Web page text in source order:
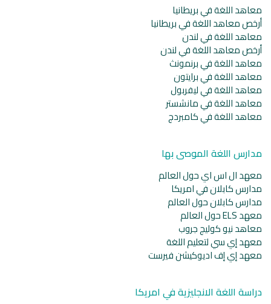
معاهد اللغة في بريطانيا
أرخص معاهد اللغة في بريطانيا
معاهد اللغة في لندن
أرخص معاهد اللغة في لندن
معاهد اللغة في برنمونث
معاهد اللغة في برايتون
معاهد اللغة في ليفربول
معاهد اللغة في مانشستر
معاهد اللغة في كامبردج
مدارس اللغة الموصى بها
معهد ال اس اي حول العالم
مدارس كابلان في امريكا
مدارس كابلان حول العالم
معهد ELS حول العالم
معاهد نيو كوليج جروب
معهد إي سي لتعليم اللغة
معهد إي إف اديوكيشن فيرست
دراسة اللغة الانجليزية في امريكا